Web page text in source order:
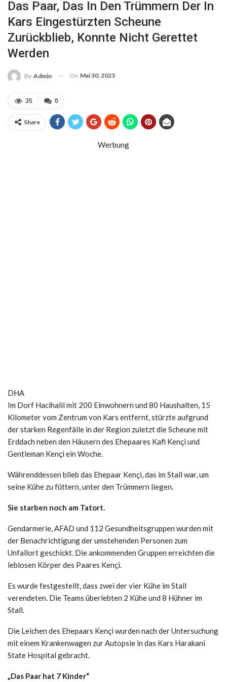
Das Paar, Das In Den Trümmern Der In
Kars Eingestürzten Scheune
Zurückblieb, Konnte Nicht Gerettet
Werden
By Admin On Mai 30, 2023
0
35
Share
Werbung
DHA
Im Dorf Hacihalil mit 200 Einwohnern und 80 Haushalten, 15
Kilometer vom Zentrum von Kars entfernt, stürzte aufgrund
der starken Regenfälle in der Region zuletzt die Scheune mit
Erddach neben den Häusern des Ehepaares Kafi Kençi und
Gentleman Kençi ein Woche.
Währenddessen blieb das Ehepaar Kençi, das im Stall war, um
seine Kühe zu füttern, unter den Trümmern liegen.
Sie starben noch am Tatort.
Gendarmerie, AFAD und 112 Gesundheitsgruppen wurden mit
der Benachrichtigung der umstehenden Personen zum
Unfallort geschickt. Die ankommenden Gruppen erreichten die
leblosen Körper des Paares Kençi.
Es wurde festgestellt, dass zwei der vier Kühe im Stall
verendeten. Die Teams überlebten 2 Kühe und 8 Hühner im
Stall.
Die Leichen des Ehepaars Kençi wurden nach der Untersuchung
mit einem Krankenwagen zur Autopsie in das Kars Harakani
State Hospital gebracht.
„Das Paar hat 7 Kinder“